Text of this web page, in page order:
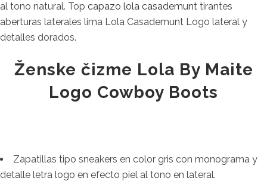
al tono natural. Top capazo lola casademunt tirantes
aberturas laterales lima Lola Casademunt Logo lateral y
detalles dorados.
Ženske čizme Lola By Maite
Logo Cowboy Boots
Zapatillas tipo sneakers en color gris con monograma y
detalle letra logo en efecto piel al tono en lateral.